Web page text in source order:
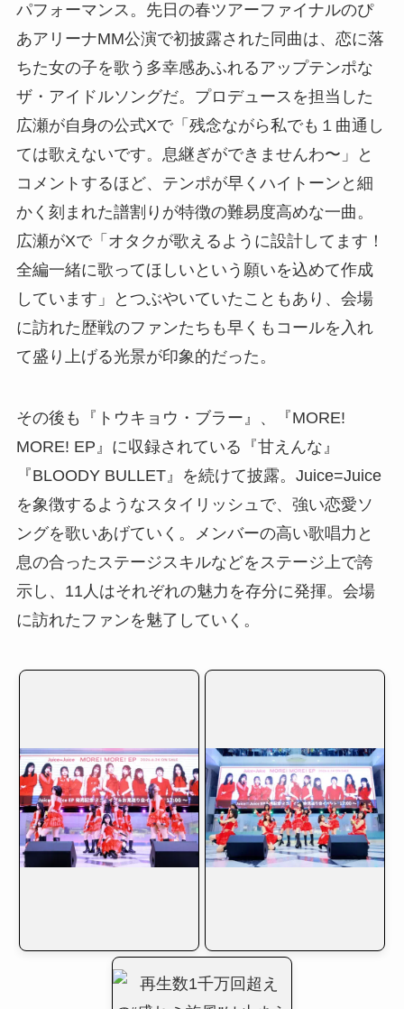
パフォーマンス。先日の春ツアーファイナルのぴ
あアリーナMM公演で初披露された同曲は、恋に落
ちた女の子を歌う多幸感あふれるアップテンポな
ザ・アイドルソングだ。プロデュースを担当した
広瀬が自身の公式Xで「残念ながら私でも１曲通し
ては歌えないです。息継ぎができませんわ〜」と
コメントするほど、テンポが早くハイトーンと細
かく刻まれた譜割りが特徴の難易度高めな一曲。
広瀬がXで「オタクが歌えるように設計してます！
全編一緒に歌ってほしいという願いを込めて作成
しています」とつぶやいていたこともあり、会場
に訪れた歴戦のファンたちも早くもコールを入れ
て盛り上げる光景が印象的だった。
その後も『トウキョウ・ブラー』、『MORE!
MORE! EP』に収録されている『甘えんな』
『BLOODY BULLET』を続けて披露。Juice=Juice
を象徴するようなスタイリッシュで、強い恋愛ソ
ングを歌いあげていく。メンバーの高い歌唱力と
息の合ったステージスキルなどをステージ上で誇
示し、11人はそれぞれの魅力を存分に発揮。会場
に訪れたファンを魅了していく。